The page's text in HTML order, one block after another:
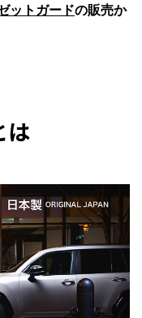
ットガードの販売か
は